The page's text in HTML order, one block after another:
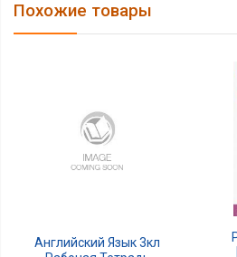
Похожие товары
Английский Язык 3кл